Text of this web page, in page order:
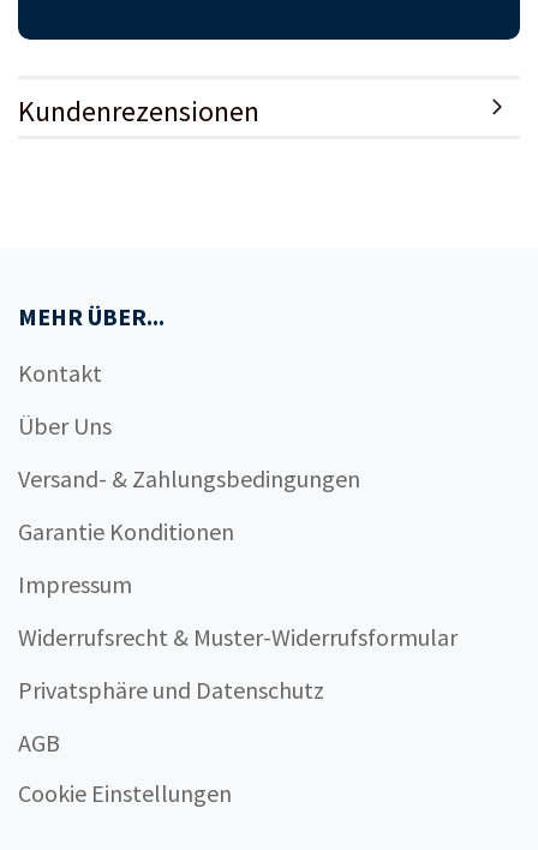
Kundenrezensionen
MEHR ÜBER...
Kontakt
Über Uns
Versand- & Zahlungsbedingungen
Garantie Konditionen
Impressum
Widerrufsrecht & Muster-Widerrufsformular
Privatsphäre und Datenschutz
AGB
Cookie Einstellungen